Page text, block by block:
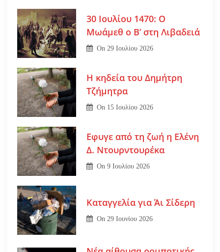
30 Ιουλίου 1470: Ο
Μωάμεθ ο Β’ στη Λιβαδειά
On29 Ιουλίου 2026
Η κηδεία του Δημήτρη
Τζήμητρα
On 15 Ιουλίου 2026
Εφυγε από τη ζωή η Ελένη
Δ. Ντουρντουρέκα
On9 Ιουλίου 2026
Καταγγελία για Άι Σίδερη
On 29 Ιουνίου 2026